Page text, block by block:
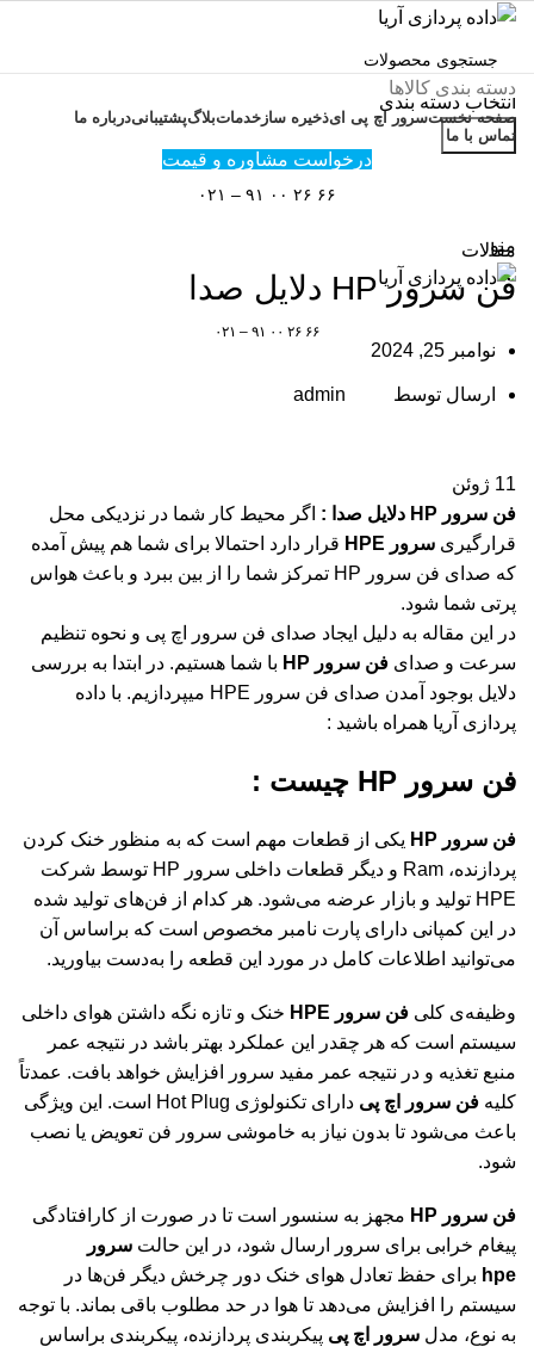
انتخاب دسته بندی
جستجو
۶۶ ۲۶ ۰۰ ۹۱ – ۰۲۱
منو
۶۶ ۲۶ ۰۰ ۹۱ – ۰۲۱
دسته بندی کالاها
صفحه نخستسرور اچ پی ایذخیره ساز خدماتبلاگپشتیبانیدرباره ما
تماس با ما
درخواست مشاوره و قیمت
مقالات
فن سرور HP دلایل صدا
نوامبر 25, 2024
ارسال توسط admin
11 ژوئن
فن سرور HP دلایل صدا :
اگر محیط کار شما در نزدیکی محل
قرارگیری سرور HPE
قرار دارد احتمالا برای شما هم پیش آمده
که صدای فن سرور HP تمرکز شما را از بین ببرد و باعث هواس
پرتی شما شود.
در این مقاله به دلیل ایجاد صدای فن سرور اچ پی و نحوه تنظیم
سرعت و صدای فن سرور HP
با شما هستیم. در ابتدا به بررسی
دلایل بوجود آمدن صدای فن سرور HPE میپردازیم. با داده
پردازی آریا همراه باشید :
فن سرور HP چیست :
فن سرور HP
یکی از قطعات مهم است که به‌ منظور خنک کردن
پردازنده، Ram و دیگر قطعات داخلی سرور HP توسط شرکت
HPE تولید و بازار عرضه می‌شود. هر کدام از فن‌های تولید شده
در این کمپانی دارای پارت نامبر مخصوص است که براساس آن
می‌توانید اطلاعات کامل در مورد این قطعه را به‌دست بیاورید.
وظیفه‌ی کلی فن سرور HPE
خنک و تازه نگه‌ داشتن هوای داخلی
سیستم است که هر چقدر این عملکرد بهتر باشد در نتیجه عمر
منبع تغذیه و در نتیجه عمر مفید سرور افزایش خواهد بافت. عمدتاً
کلیه فن‌ سرور اچ پی
دارای تکنولوژی Hot Plug است. این ویژگی
باعث می‌شود تا بدون نیاز به خاموشی سرور فن تعویض یا نصب
شود.
فن سرور HP
مجهز به سنسور است تا در صورت از کارافتادگی
پیغام خرابی برای سرور ارسال شود، در این حالت سرور
hpe برای حفظ تعادل هوای خنک دور چرخش دیگر فن‌ها در
سیستم را افزایش می‌دهد تا هوا در حد مطلوب باقی بماند. با توجه
به نوع، مدل سرور اچ پی پیکربندی پردازنده، پیکربندی براساس